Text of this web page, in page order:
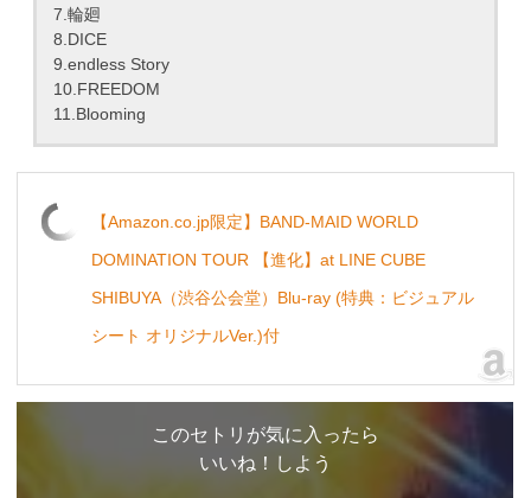
7.輪廻
8.DICE
9.endless Story
10.FREEDOM
11.Blooming
【Amazon.co.jp限定】BAND-MAID WORLD
DOMINATION TOUR 【進化】at LINE CUBE
SHIBUYA（渋谷公会堂）Blu-ray (特典：ビジュアル
シート オリジナルVer.)付
このセトリが気に入ったら
いいね！しよう